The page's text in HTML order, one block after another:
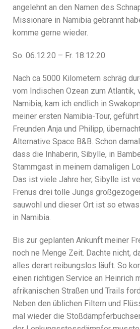
angelehnt an den Namen des
Missionare in Namibia gebrannt
komme gerne wieder.
So. 06.12.20 – Fr. 18.12.20
Nach ca 5000 Kilometern schräg
vom Indischen Ozean zum Atlantik,
Namibia, kam ich endlich in
meiner ersten Namibia-Tour,
Freunden Anja und Philipp,
Alternative Space B&B. Schon
dass die Inhaberin, Sibylle, in
Stammgast in meinem damaligen
Das ist viele Jahre her, Sibylle ist
Frenus drei tolle Jungs
sauwohl und dieser Ort ist so
in Namibia.
Bis zur geplanten Ankunft meiner
noch ne Menge Zeit. Dachte nicht,
alles derart reibungslos läuft. So
einen richtigen Service an Heinrich
afrikanischen Straßen und Trails
Neben den üblichen Filtern und
mal wieder die